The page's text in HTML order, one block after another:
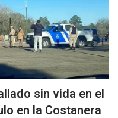
sin vida en el
en la Costanera